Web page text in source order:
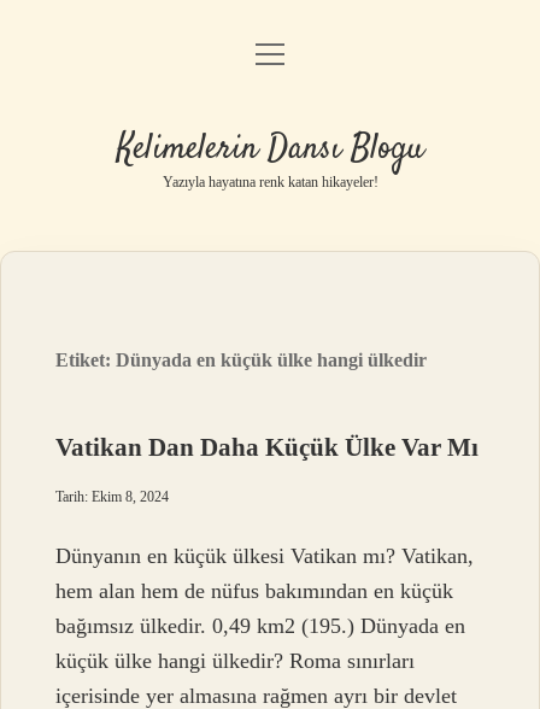
Anasayfa
Yasal Uyarı
menüyü
Kelimelerin Dansı Blogu
Yazıyla hayatına renk katan hikayeler!
Etiket:Dünyada en küçük ülke hangi ülkedir
Vatikan Dan Daha Küçük Ülke Var Mı
Tarih: Ekim 8, 2024
Dünyanın en küçük ülkesi Vatikan mı? Vatikan,
hem alan hem de nüfus bakımından en küçük
bağımsız ülkedir. 0,49 km2 (195.) Dünyada en
küçük ülke hangi ülkedir? Roma sınırları
içerisinde yer almasına rağmen ayrı bir devlet